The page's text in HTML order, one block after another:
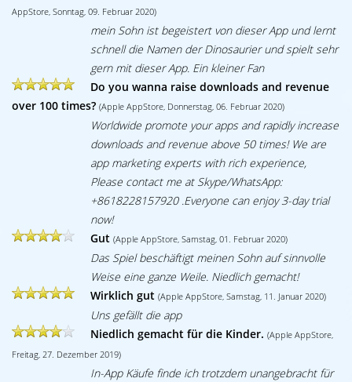
AppStore, Sonntag, 09. Februar 2020)
mein Sohn ist begeistert von dieser App und lernt
schnell die Namen der Dinosaurier und spielt sehr
gern mit dieser App. Ein kleiner Fan
Do you wanna raise downloads and revenue
over 100 times? (Apple AppStore, Donnerstag, 06. Februar 2020)
Worldwide promote your apps and rapidly increase
downloads and revenue above 50 times! We are
app marketing experts with rich experience,
Please contact me at Skype/WhatsApp:
+8618228157920 .Everyone can enjoy 3-day trial
now!
Gut (Apple AppStore, Samstag, 01. Februar 2020)
Das Spiel beschäftigt meinen Sohn auf sinnvolle
Weise eine ganze Weile. Niedlich gemacht!
Wirklich gut (Apple AppStore, Samstag, 11. Januar 2020)
Uns gefällt die app
Niedlich gemacht für die Kinder. (Apple AppStore,
Freitag, 27. Dezember 2019)
In-App Käufe finde ich trotzdem unangebracht für